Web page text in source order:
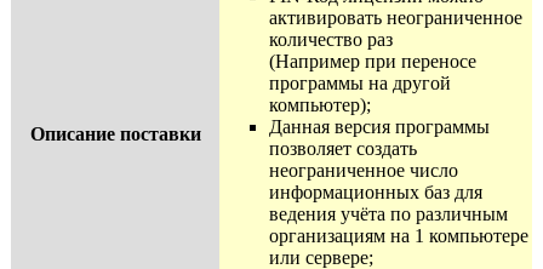
Описание поставки
активировать неограниченное
количество раз
(Например при переносе
программы на другой
компьютер);
Данная версия программы
позволяет создать
неограниченное число
информационных баз для
ведения учёта по различным
организациям на 1 компьютере
или сервере;